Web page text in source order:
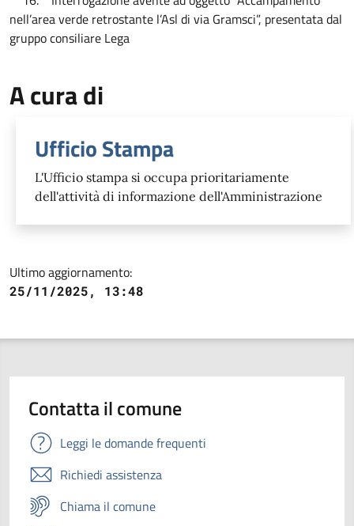
nell’area verde retrostante l’Asl di via Gramsci”, presentata dal
gruppo consiliare Lega
A cura di
Ufficio Stampa
L'Ufficio stampa si occupa prioritariamente
dell'attività di informazione dell'Amministrazione
Ultimo aggiornamento:
25/11/2025, 13:48
Contatta il comune
Leggi le domande frequenti
Richiedi assistenza
Chiama il comune